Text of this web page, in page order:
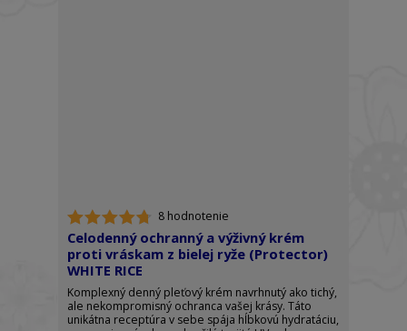
8 hodnotenie
Celodenný ochranný a výživný krém
proti vráskam z bielej ryže (Protector)
WHITE RICE
Komplexný denný pleťový krém navrhnutý ako tichý,
ale nekompromisný ochranca vašej krásy. Táto
unikátna receptúra v sebe spája hĺbkovú hydratáciu,